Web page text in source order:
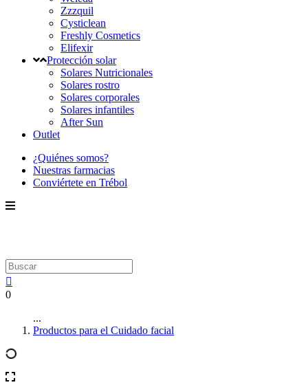
Zzzquil
Cysticlean
Freshly Cosmetics
Elifexir
Protección solar
Solares Nutricionales
Solares rostro
Solares corporales
Solares infantiles
After Sun
Outlet
¿Quiénes somos?
Nuestras farmacias
Conviértete en Trébol
0
...
Productos para el Cuidado facial